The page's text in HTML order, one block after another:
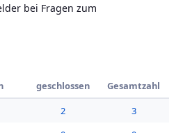
bei Fragen zum
geschlossen
Gesamtzahl
2
3